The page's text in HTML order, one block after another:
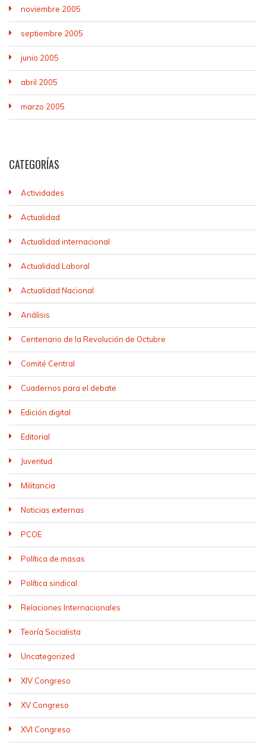
noviembre 2005
septiembre 2005
junio 2005
abril 2005
marzo 2005
CATEGORÍAS
Actividades
Actualidad
Actualidad internacional
Actualidad Laboral
Actualidad Nacional
Análisis
Centenario de la Revolución de Octubre
Comité Central
Cuadernos para el debate
Edición digital
Editorial
Juventud
Militancia
Noticias externas
PCOE
Política de masas
Política sindical
Relaciones Internacionales
Teoría Socialista
Uncategorized
XIV Congreso
XV Congreso
XVI Congreso